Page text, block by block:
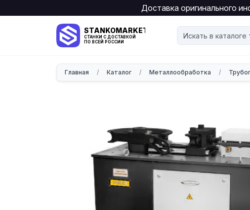
Доставка оригинального
STANKOMARKET
СТАНКИ С ДОСТАВКОЙ
ПО ВСЕЙ РОССИИ
Главная / Каталог / Металлообработка /